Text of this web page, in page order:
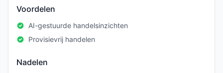
Voordelen
AI-gestuurde handelsinzichten
Provisievrij handelen
Nadelen